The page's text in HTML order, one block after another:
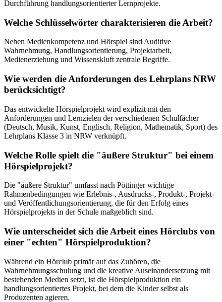
Durchführung handlungsorientierter Lernprojekte.
Welche Schlüsselwörter charakterisieren die Arbeit?
Neben Medienkompetenz und Hörspiel sind Auditive
Wahrnehmung, Handlungsorientierung, Projektarbeit,
Medienerziehung und Wissenskluft zentrale Begriffe.
Wie werden die Anforderungen des Lehrplans NRW
berücksichtigt?
Das entwickelte Hörspielprojekt wird explizit mit den
Anforderungen und Lernzielen der verschiedenen Schulfächer
(Deutsch, Musik, Kunst, Englisch, Religion, Mathematik, Sport) des
Lehrplans Klasse 3 in NRW verknüpft.
Welche Rolle spielt die "äußere Struktur" bei einem
Hörspielprojekt?
Die "äußere Struktur" umfasst nach Pöttinger wichtige
Rahmenbedingungen wie Erlebnis-, Ausdrucks-, Produkt-, Projekt-
und Veröffentlichungsorientierung, die für den Erfolg eines
Hörspielprojekts in der Schule maßgeblich sind.
Wie unterscheidet sich die Arbeit eines Hörclubs von
einer "echten" Hörspielproduktion?
Während ein Hörclub primär auf das Zuhören, die
Wahrnehmungsschulung und die kreative Auseinandersetzung mit
bestehenden Medien setzt, ist die Hörspielproduktion ein
handlungsorientiertes Projekt, bei dem die Kinder selbst als
Produzenten agieren.